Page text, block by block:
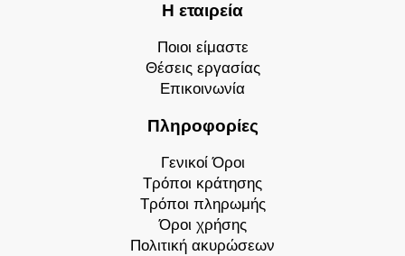
Η εταιρεία
Ποιοι είμαστε
Θέσεις εργασίας
Επικοινωνία
Πληροφορίες
Γενικοί Όροι
Τρόποι κράτησης
Τρόποι πληρωμής
Όροι χρήσης
Πολιτική ακυρώσεων